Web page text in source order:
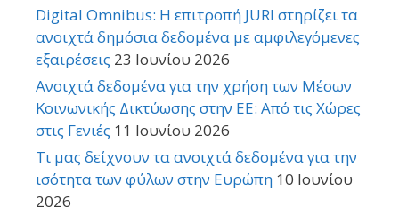
Digital Omnibus: Η επιτροπή JURI στηρίζει τα
ανοιχτά δημόσια δεδομένα με αμφιλεγόμενες
εξαιρέσεις 23 Ιουνίου 2026
Ανοιχτά δεδομένα για την χρήση των Μέσων
Κοινωνικής Δικτύωσης στην ΕΕ: Από τις Χώρες
στις Γενιές 11 Ιουνίου 2026
Τι μας δείχνουν τα ανοιχτά δεδομένα για την
ισότητα των φύλων στην Ευρώπη 10 Ιουνίου
2026